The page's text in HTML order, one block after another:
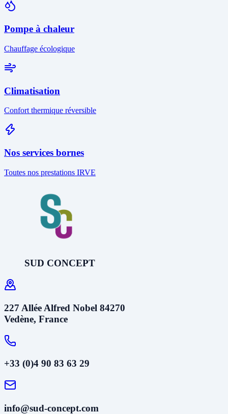
Pompe à chaleur
Chauffage écologique
Climatisation
Confort thermique réversible
Nos services bornes
Toutes nos prestations IRVE
SUD CONCEPT
227 Allée Alfred Nobel 84270
Vedène, France
+33 (0)4 90 83 63 29
info@sud-concept.com